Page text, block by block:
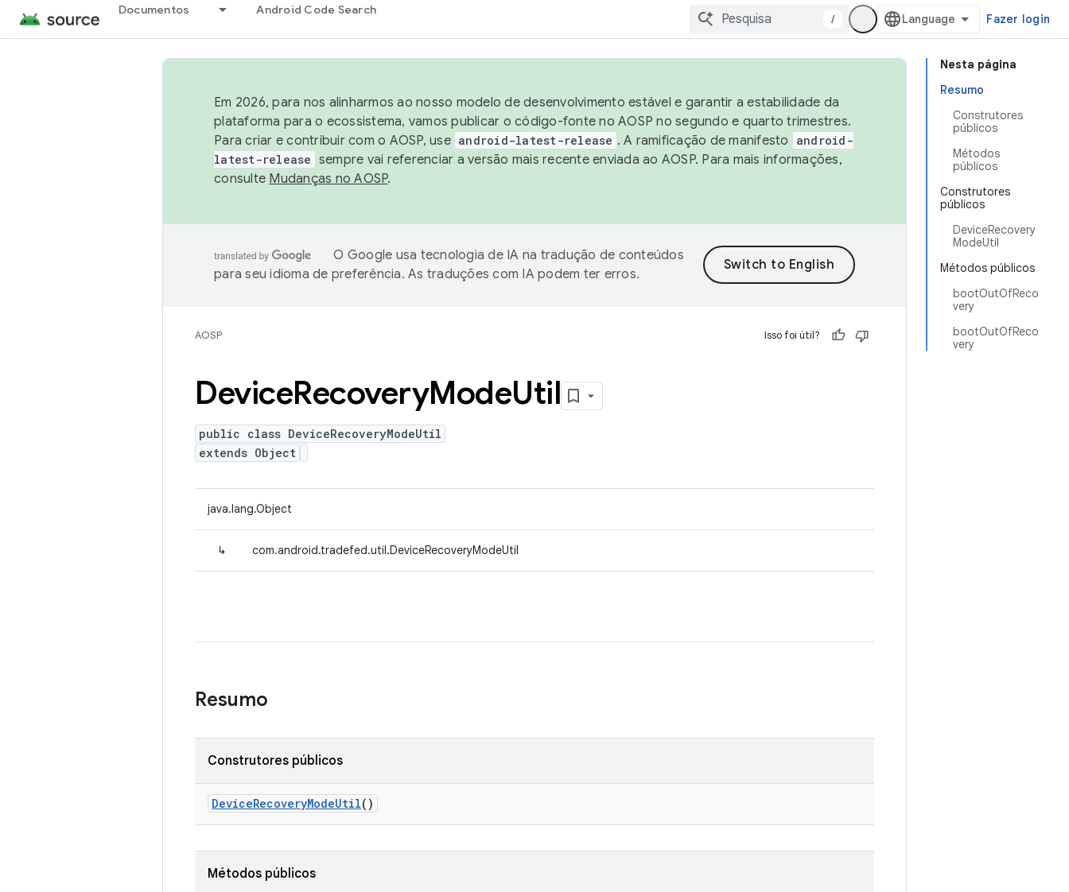
Documentos Android Code Search
/ Fazer login
Nesta página
Resumo
Construtores
públicos
Métodos
públicos
Construtores
públicos
DeviceRecovery
ModeUtil
Métodos públicos
bootOutOfReco
very
bootOutOfReco
very
Em 2026, para nos alinharmos ao nosso modelo de desenvolvimento estável e garantir a estabilidade da
plataforma para o ecossistema, vamos publicar o código-fonte no AOSP no segundo e quarto trimestres.
Para criar e contribuir com o AOSP, use android-latest-release . A ramificação de manifesto
android-
latest-release sempre vai referenciar a versão mais recente enviada ao AOSP. Para mais informações,
consulte Mudanças no AOSP.
O Google usa tecnologia de IA na tradução de conteúdos
para seu idioma de preferência. As traduções com IA podem ter erros.
AOSP Isso foi útil?
DeviceRecoveryModeUtil
public class DeviceRecoveryModeUtil
extends Object
java.lang.Object
↳ com.android.tradefed.util.DeviceRecoveryModeUtil
Resumo
Construtores públicos
DeviceRecoveryModeUtil()
Métodos públicos